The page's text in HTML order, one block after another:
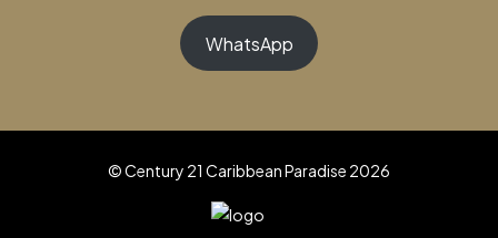
WhatsApp
© Century 21 Caribbean Paradise 2026